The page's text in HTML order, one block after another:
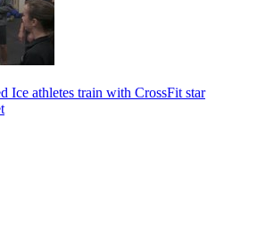
Ice athletes train with CrossFit star